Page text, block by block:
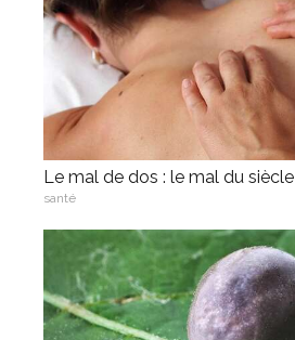
Le mal de dos : le mal du siècle
santé